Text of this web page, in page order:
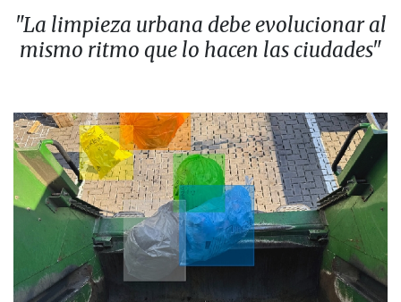
"La limpieza urbana debe evolucionar al
mismo ritmo que lo hacen las ciudades"